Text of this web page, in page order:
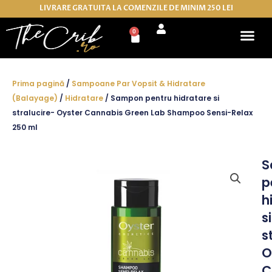
to
content
LIVRARE GRATUITA LA COMENZILE DE MINIM 250 LEI
0
Cart
Prima pagină / Sampoane Par Vopsit & Hidratare
(Balayage) / Hidratare / Sampon pentru hidratare si
stralucire- Oyster Cannabis Green Lab Shampoo Sensi-Relax
250 ml
si